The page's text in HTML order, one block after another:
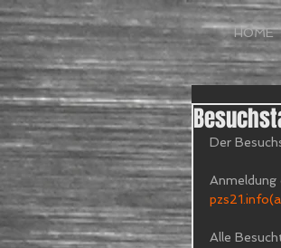
HOME
Der
Anmeldung
Alle